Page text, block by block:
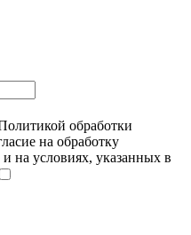
обработки
на обработку
на условиях, указанных в